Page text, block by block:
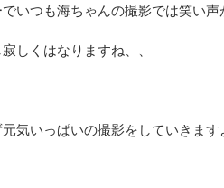
いつも海ちゃんの撮影では笑い声
しくはなりますね、、
気いっぱいの撮影をしていきます